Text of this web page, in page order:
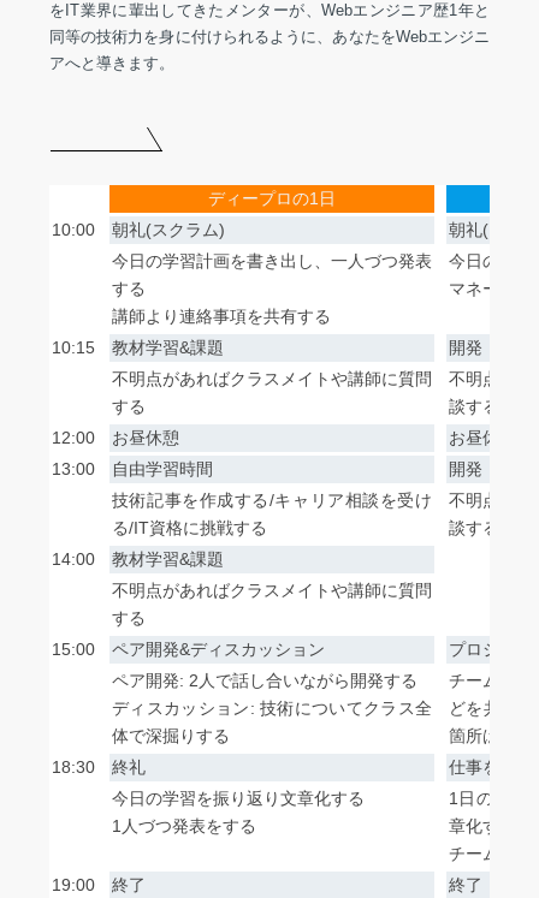
をIT業界に輩出してきたメンターが、Webエンジニア歴1年と
同等の技術力を身に付けられるように、あなたをWebエンジニ
アへと導きます。
ディープロの1日
10:00
朝礼(スクラム)
朝礼(スク
今日の学習計画を書き出し、一人づつ発表
する
講師より連絡事項を共有する
今日の開発
マネージャ
10:15 教材学習&課題
開発
不明点があればクラスメイトや講師に質問
する
不明点があ
談する
12:00
お昼休憩
お昼休憩
13:00
自由学習時間
開発
技術記事を作成する/キャリア相談を受け
る/IT資格に挑戦する
不明点があ
談する
14:00
教材学習&課題
不明点があればクラスメイトや講師に質問
する
15:00
ペア開発&ディスカッション
プロジェク
ペア開発: 2人で話し合いながら開発する
ディスカッション: 技術についてクラス全
体で深掘りする
チーム内で
どを共有
箇所はチー
18:30
終礼
仕事をまと
今日の学習を振り返り文章化する
1人づつ発表をする
1日の開発
章化する
チームメン
19:00
終了 終了